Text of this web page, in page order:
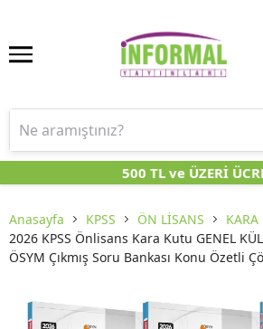
500 TL ve ÜZERİ
Anasayfa KPSS ÖN LİSANS
KARA
2026 KPSS Önlisans Kara Kutu GENEL
ÖSYM Çıkmış Soru Bankası Konu Özetli